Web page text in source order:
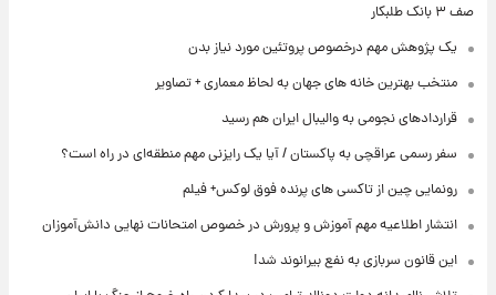
صف ۳ بانک طلبکار
یک پژوهش مهم درخصوص پروتئین مورد نیاز بدن
منتخب بهترین خانه های جهان به لحاظ معماری + تصاویر
قراردادهای نجومی به والیبال ایران هم رسید
سفر رسمی عراقچی به پاکستان / آیا یک رایزنی مهم منطقه‌ای در راه است؟
رونمایی چین از تاکسی های پرنده فوق لوکس+ فیلم
انتشار اطلاعیه مهم آموزش و پرورش در خصوص امتحانات نهایی دانش‌آموزان
این قانون سربازی به نفع بیرانوند شد!